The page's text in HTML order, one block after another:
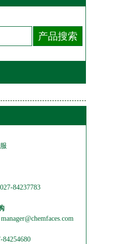
84237783